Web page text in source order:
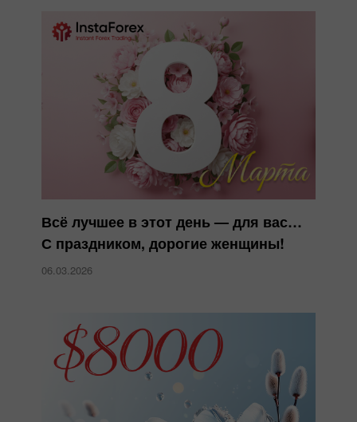
Всё лучшее в этот день — для вас…
С праздником, дорогие женщины!
06.03.2026